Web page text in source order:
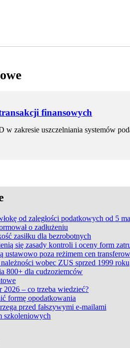
finansowych
w zakresie uszczelniania systemów
od zaległości podatkowych od 5
o zadłużeniu
zasiłku dla bezrobotnych
się zasady kontroli i oceny form
ustawowo poza reżimem cen
wobec ZUS sprzed 1999 roku
800+ dla cudzoziemców
2026 – co trzeba wiedzieć?
formę opodatkowania
przed fałszywymi e-mailami
szkoleniowych